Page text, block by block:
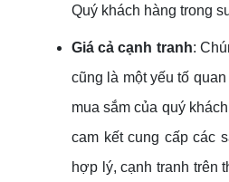
Quý khách hàng trong
Giá cả cạnh tranh:
cũng là một yếu tố
mua sắm của quý
cam kết cung cấp các
hợp lý, cạnh tranh trên